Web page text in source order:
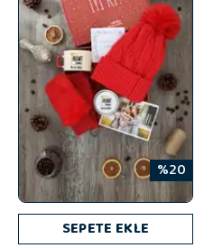
%20
SEPETE EKLE